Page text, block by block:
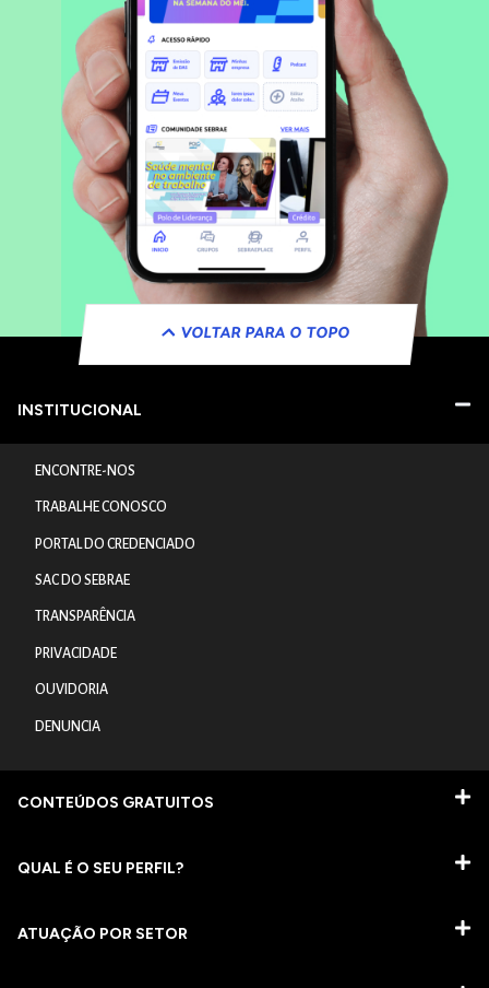
VOLTAR PARA O TOPO
INSTITUCIONAL
ENCONTRE-NOS
TRABALHE CONOSCO
PORTAL DO CREDENCIADO
SAC DO SEBRAE
TRANSPARÊNCIA
PRIVACIDADE
OUVIDORIA
DENUNCIA
CONTEÚDOS GRATUITOS
QUAL É O SEU PERFIL?
ATUAÇÃO POR SETOR